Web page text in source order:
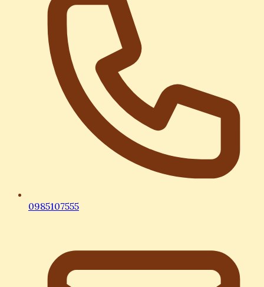
0985107555